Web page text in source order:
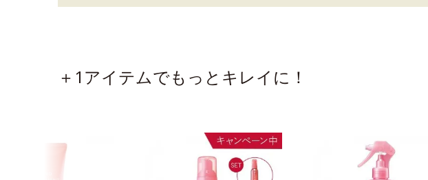
＋1アイテムでもっとキレイに！